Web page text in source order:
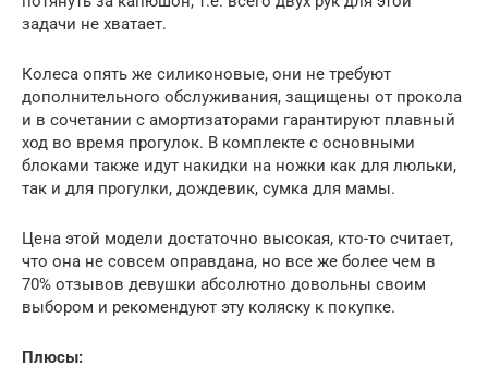
задачи не хватает.
Колеса опять же силиконовые, они не требуют
дополнительного обслуживания, защищены от прокола
и в сочетании с амортизаторами гарантируют плавный
ход во время прогулок. В комплекте с основными
блоками также идут накидки на ножки как для люльки,
так и для прогулки, дождевик, сумка для мамы.
Цена этой модели достаточно высокая, кто-то считает,
что она не совсем оправдана, но все же более чем в
70% отзывов девушки абсолютно довольны своим
выбором и рекомендуют эту коляску к покупке.
Плюсы: